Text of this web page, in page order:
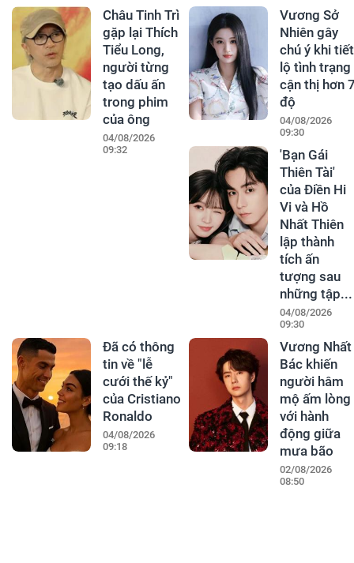
Châu Tinh Trì
gặp lại Thích
Tiểu Long,
người từng
tạo dấu ấn
trong phim
của ông
04/08/2026
09:32
Vương Sở
Nhiên gây
chú ý khi tiết
lộ tình trạng
cận thị hơn
độ
04/08/2026
09:30
'Bạn Gái
Thiên Tài'
của Điền Hi
Vi và Hồ
Nhất Thiên
lập thành
tích ấn
tượng sau
những tập...
04/08/2026
09:30
Đã có thông
tin về "lễ
cưới thế kỷ"
của Cristiano
Ronaldo
04/08/2026
09:18
Vương Nhất
Bác khiến
người hâm
mộ ấm lòng
với hành
động giữa
mưa bão
02/08/2026
08:50